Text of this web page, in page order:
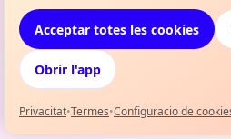
Acceptar totes les cookies
Obrir l'app
Privacitat•Termes•Configuracio de